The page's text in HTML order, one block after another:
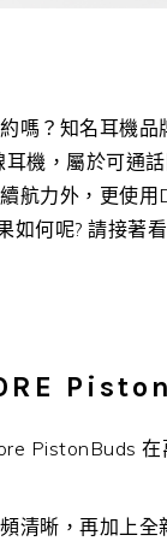
嗎？知名耳機
機，屬於可通
航力外，更使
如何呢? 請接著
PistonBuds
清晰，再加上